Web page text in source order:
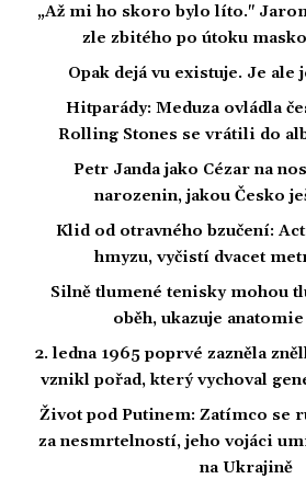
„Až mi ho skoro bylo líto."
zle zbitého po útoku
Opak dejá vu existuje. Je ale
Hitparády: Meduza ovládla
Rolling Stones se vrátili do
Petr Janda jako Cézar na
narozenin, jakou Česko
Klid od otravného bzučení:
hmyzu, vyčistí dvacet
Silně tlumené tenisky mohou
oběh, ukazuje
2. ledna 1965 poprvé zazněla
vznikl pořad, který vychoval
Život pod Putinem: Zatímco se
za nesmrtelností, jeho vojáci
na Ukrajině